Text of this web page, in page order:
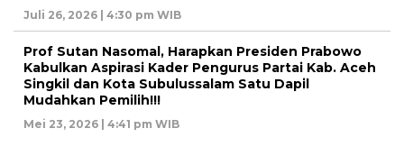
Juli 26, 2026 | 4:30 pm WIB
Prof Sutan Nasomal, Harapkan Presiden Prabowo
Kabulkan Aspirasi Kader Pengurus Partai Kab. Aceh
Singkil dan Kota Subulussalam Satu Dapil
Mudahkan Pemilih!!!
Mei 23, 2026 | 4:41 pm WIB